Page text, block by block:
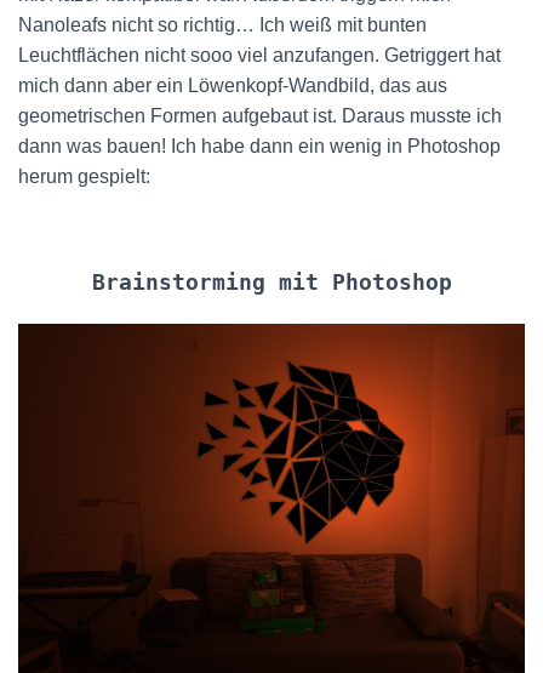
Nanoleafs nicht so richtig… Ich weiß mit bunten
Leuchtflächen nicht sooo viel anzufangen. Getriggert hat
mich dann aber ein Löwenkopf-Wandbild, das aus
geometrischen Formen aufgebaut ist. Daraus musste ich
dann was bauen! Ich habe dann ein wenig in Photoshop
herum gespielt:
Brainstorming mit Photoshop